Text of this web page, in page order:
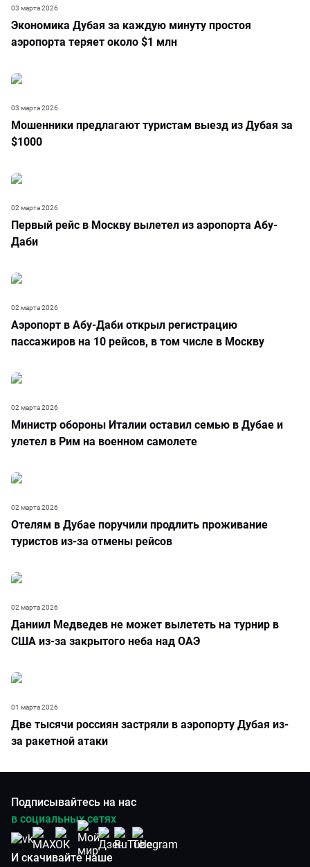
Экономика Дубая за каждую минуту простоя
аэропорта теряет около $1 млн
03 марта 2026
Мошенники предлагают туристам выезд из Дубая за
$1000
03 марта 2026
Первый рейс в Москву вылетел из аэропорта Абу-
Даби
02 марта 2026
Аэропорт в Абу-Даби открыл регистрацию
пассажиров на 10 рейсов, в том числе в Москву
02 марта 2026
Министр обороны Италии оставил семью в Дубае и
улетел в Рим на военном самолете
02 марта 2026
Отелям в Дубае поручили продлить проживание
туристов из-за отмены рейсов
02 марта 2026
Даниил Медведев не может вылететь на турнир в
США из-за закрытого неба над ОАЭ
02 марта 2026
Две тысячи россиян застряли в аэропорту Дубая из-
за ракетной атаки
01 марта 2026
Подписывайтесь на нас
в социальных сетях
И скачивайте наше